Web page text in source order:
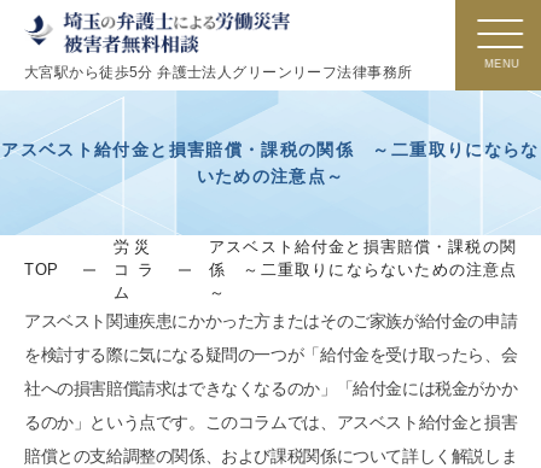
大宮駅から徒歩5分 弁護士法人グリーンリーフ法律事務所
アスベスト給付金と損害賠償・課税の関係 ～二重取りにならな
いための注意点～
TOP
労災
コラ
ム
アスベスト給付金と損害賠償・課税の関
係 ～二重取りにならないための注意点
～
アスベスト関連疾患にかかった方またはそのご家族が給付金の申請
を検討する際に気になる疑問の一つが「給付金を受け取ったら、会
社への損害賠償請求はできなくなるのか」「給付金には税金がかか
るのか」という点です。このコラムでは、アスベスト給付金と損害
賠償との支給調整の関係、および課税関係について詳しく解説しま